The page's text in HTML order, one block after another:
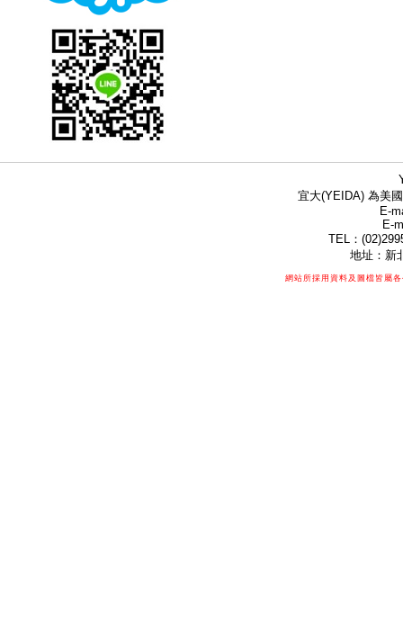
宜大(YEIDA) 為美
E-
E-
TEL：
地址：新
網站所採用資料及圖檔皆屬